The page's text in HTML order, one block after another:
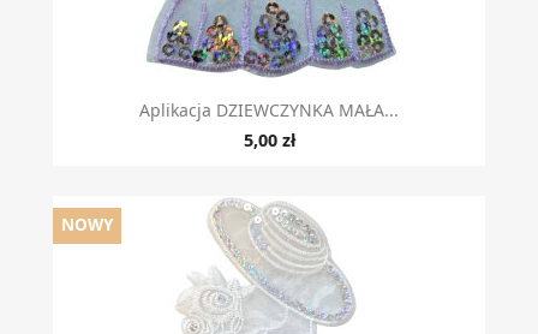
Aplikacja DZIEWCZYNKA MAŁA...
5,00 zł
NOWY